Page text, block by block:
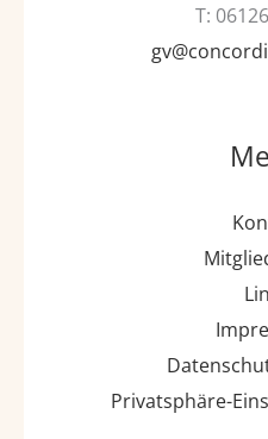
T:
Privatsphäre-